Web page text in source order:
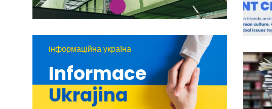
інформаційна україна
Informace
Ukrajina